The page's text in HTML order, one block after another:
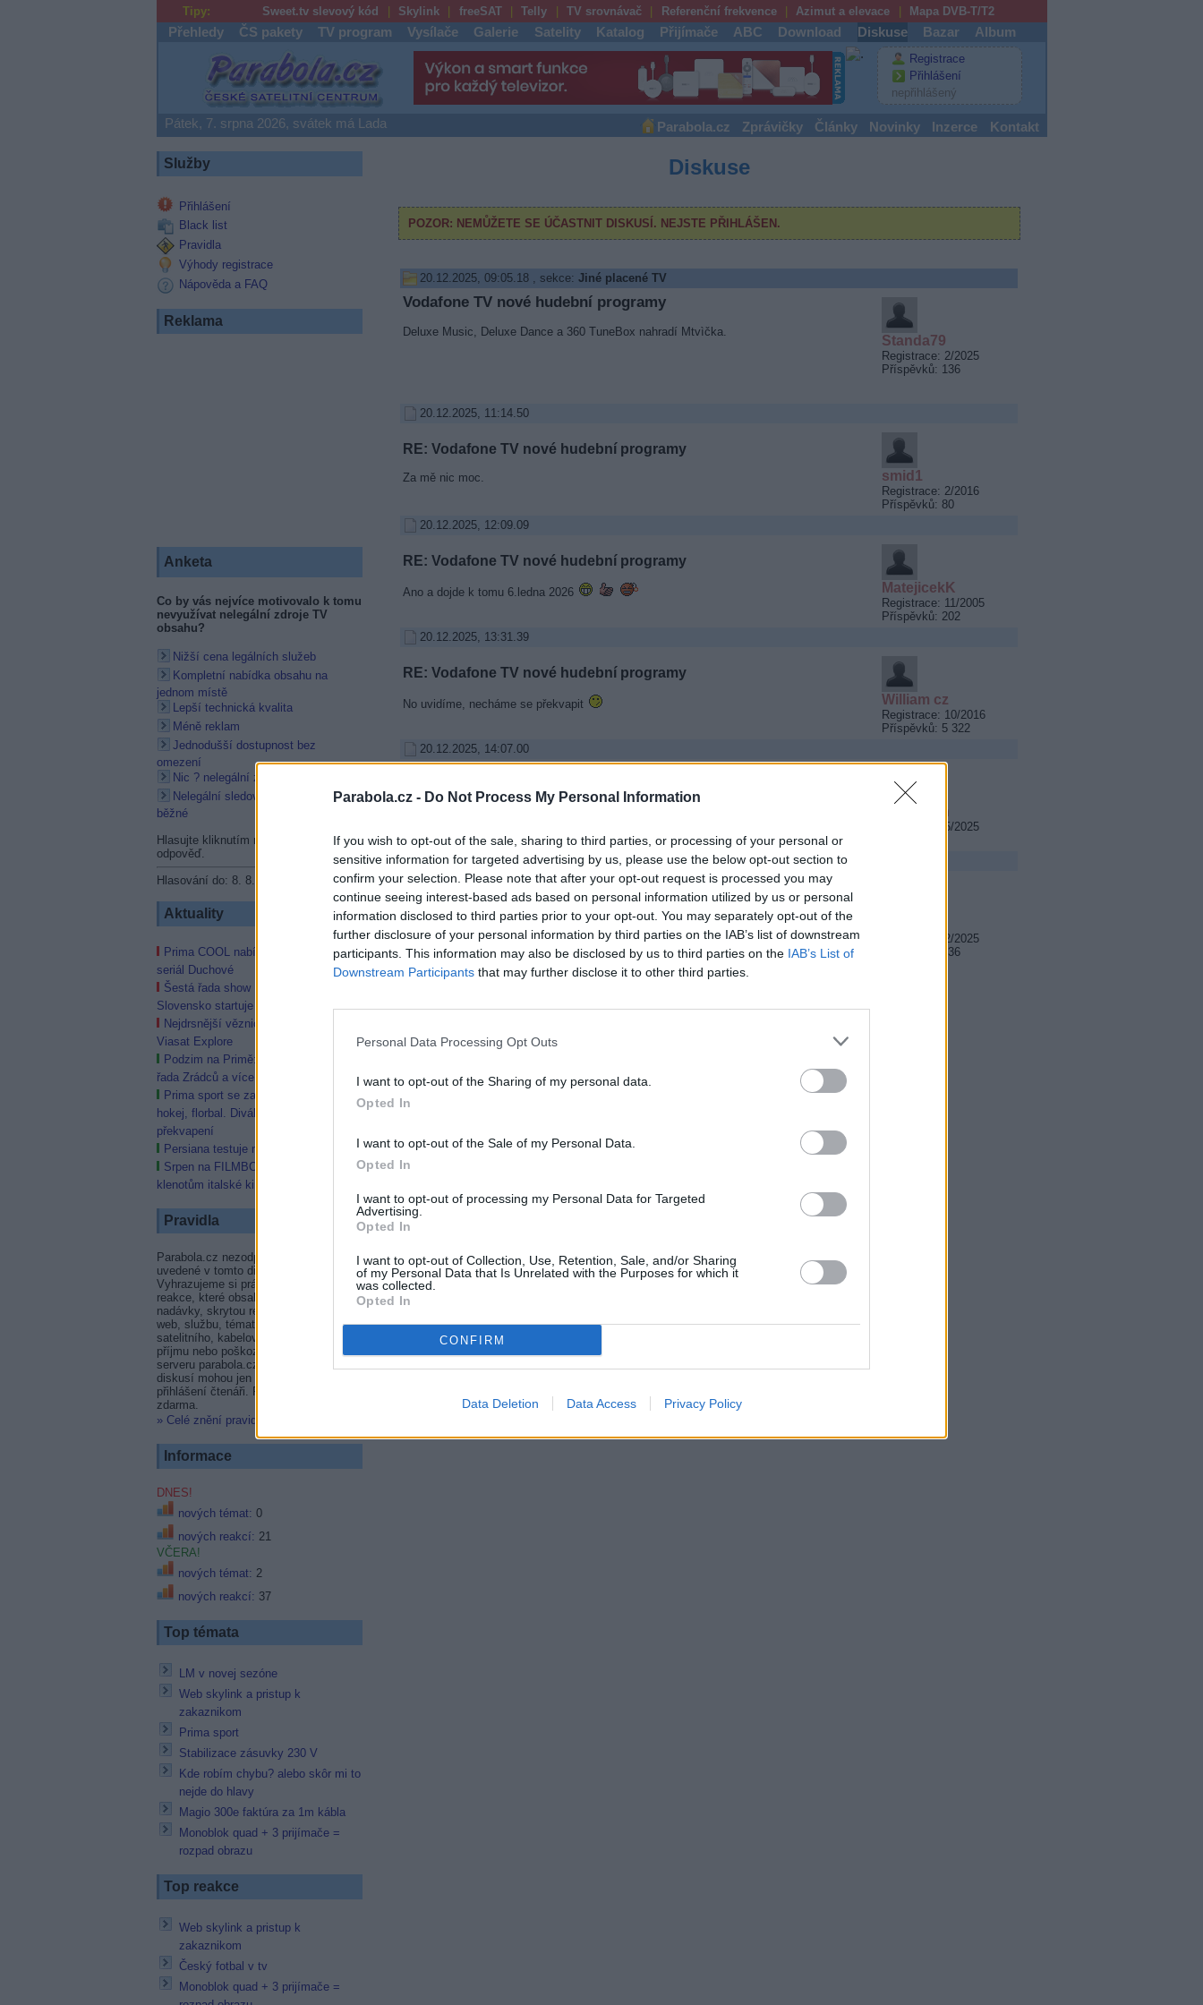
Parabola.cz - Do Not Process My Personal Information
If you wish to opt-out of the sale, sharing to third parties, or processing of your personal or
sensitive information for targeted advertising by us, please use the below opt-out section to
confirm your selection. Please note that after your opt-out request is processed you may
continue seeing interest-based ads based on personal information utilized by us or personal
information disclosed to third parties prior to your opt-out. You may separately opt-out of the
further disclosure of your personal information by third parties on the IAB’s list of downstream
participants. This information may also be disclosed by us to third parties on the IAB’s List of
Downstream Participants that may further disclose it to other third parties.
Personal Data Processing Opt Outs
I want to opt-out of the Sharing of my personal data.
Opted In
I want to opt-out of the Sale of my Personal Data.
Opted In
I want to opt-out of processing my Personal Data for Targeted
Advertising.
Opted In
I want to opt-out of Collection, Use, Retention, Sale, and/or Sharing
of my Personal Data that Is Unrelated with the Purposes for which it
was collected.
Opted In
CONFIRM
Data Deletion Data Access Privacy Policy
Tipy: Sweet.tv slevový kód Skylink freeSAT Telly TV srovnávač Referenční frekvence Azimut a elevace Mapa DVB-T/T2
Přehledy ČS pakety TV program Vysílače Galerie Satelity Katalog Přijímače ABC Download Diskuse Bazar Album
Parabola.cz
Registrace
Přihlášení
nepřihlášený
Pátek, 7. srpna 2026, svátek má Lada Parabola.cz Zprávičky Články Novinky Inzerce Kontakt
Služby
Přihlášení
Black list
Pravidla
Výhody registrace
Nápověda a FAQ
Reklama
Anketa
Co by vás nejvíce motivovalo k tomu
nevyužívat nelegální zdroje TV
obsahu?
Nižší cena legálních služeb
Kompletní nabídka obsahu na
jednom místě
Lepší technická kvalita
Méně reklam
Jednodušší dostupnost bez
omezení
Nic ? nelegální zdroje nevyužívám
Nelegální sledování považuji za
běžné
Hlasujte kliknutím na vybranou
odpověď.
Hlasování do: 8. 8. 2026.
Aktuality
Prima COOL nabídne Futuramu či
seriál Duchové
Šestá řada show Love Island Česko a
Slovensko startuje 7. září
Nejdrsnější věznice Ameriky na
Viasat Explore
Podzim na Primě: Návrat Polabí, třetí
řada Zrádců a více kriminálek
Prima sport se zaměří na fotbal,
hokej, florbal. Diváky čeká řada
překvapení
Persiana testuje nové HD programy
Srpen na FILMBOX+ one patří
klenotům italské kinematografie
Pravidla
Parabola.cz nezodpovídá za příspěvky
uvedené v tomto diskusním fóru.
Vyhrazujeme si právo smazat témata i
reakce, které obsahují vulgární výrazy,
nadávky, skrytou reklamu na firmu,
web, službu, témata netýkající se
satelitního, kabelového či terestrického
příjmu nebo poškozují dobré jméno
serveru parabola.cz. Přispívat do
diskusí mohou jen zaregistrovaní
přihlášení čtenáři. Registrace je
zdarma.
» Celé znění pravidel
Informace
DNES!
nových témat: 0
nových reakcí: 21
VČERA!
nových témat: 2
nových reakcí: 37
Top témata
LM v novej sezóne
Web skylink a pristup k
zakaznikom
Prima sport
Stabilizace zásuvky 230 V
Kde robím chybu? alebo skôr mi to
nejde do hlavy
Magio 300e faktúra za 1m kábla
Monoblok quad + 3 prijímače =
rozpad obrazu
Top reakce
Web skylink a pristup k
zakaznikom
Český fotbal v tv
Monoblok quad + 3 prijímače =
Diskuse
20.12.2025, 09:05.18 , sekce: Jiné placené TV
Vodafone TV nové hudební programy
Deluxe Music, Deluxe Dance a 360 TuneBox nahradí Mtvìčka.
Standa79
Registrace: 2/2025
Příspěvků: 136
20.12.2025, 11:14.50
RE: Vodafone TV nové hudební programy
Za mě nic moc. smid1
Registrace: 2/2016
Příspěvků: 80
20.12.2025, 12:09.09
RE: Vodafone TV nové hudební programy
Ano a dojde k tomu 6.ledna 2026 MatejicekK
Registrace: 11/2005
Příspěvků: 202
20.12.2025, 13:31.39
RE: Vodafone TV nové hudební programy
No uvidíme, necháme se překvapit William cz
Registrace: 10/2016
Příspěvků: 5 322
20.12.2025, 14:07.00
funkyman
Registrace: 5/2025
20.12.2025, 16:08.38
RE: Vodafone TV nové hudební programy
To kdyby přidali Music boxy, tak to je jiné kafé.
Registrace: 2/2025
Příspěvků: 136